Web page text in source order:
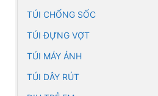
TÚI CHỐNG SỐC
TÚI ĐỰNG VỢT
TÚI MÁY ẢNH
TÚI DÂY RÚT